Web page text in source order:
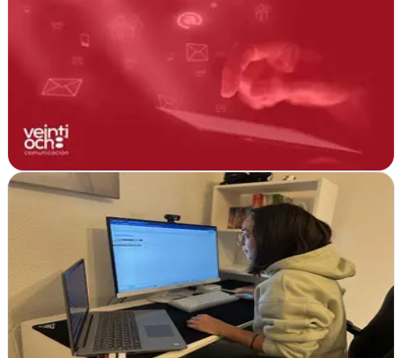
Reus, Tarragona
En Reus, 28 Comunicació impulsa negocios con estrategias de
marketing y diseño web que generan resultados reales y conectan
Ver fichacompleta
Agencia SEO
Reus, Tarragona
Posicionamiento web integral en Reus. Estrategias SEO
personalizadas para crecer tu negocio online con resultados
medibles y sostenibles